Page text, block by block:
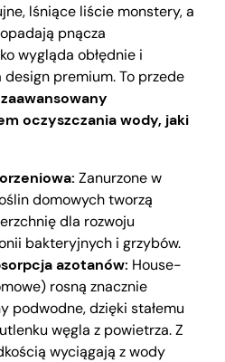
lśniące liście monstery, a
pnącza
wygląda obłędnie i
premium. To przede
oczyszczania wody, jaki
Zanurzone w
domowych tworzą
dla rozwoju
bakteryjnych i grzybów.
azotanów: House-
rosną znacznie
podwodne, dzięki stałemu
węgla z powietrza. Z
wyciągają z wody